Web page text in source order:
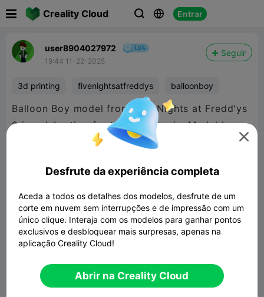
Creality Cloud   Entrar
user8904027972
19:44 11-22-2025
Seguir
3d printing fivenightsatfreddys balloonboy
Balloon Boy model from Five Nights at Fredd'ys
2 in celebration for the new movie. Model by:
juztandy from Sketchfab

Desfrute da experiência completa
Aceda a todos os detalhes dos modelos, desfrute de um
corte em nuvem sem interrupções e de impressão com um
único clique. Interaja com os modelos para ganhar pontos
exclusivos e desbloquear mais surpresas, apenas na
aplicação Creality Cloud!
Abrir na Creality Cloud